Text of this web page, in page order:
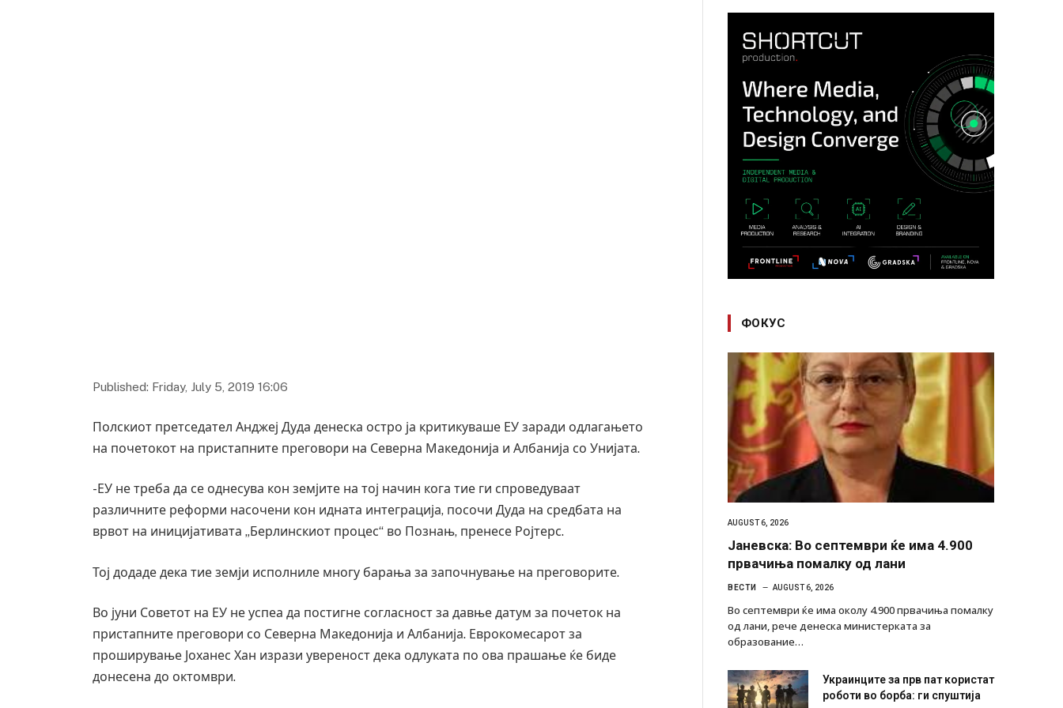
Published: Friday, July 5, 2019 16:06
Полскиот претседател Анджеј Дуда денеска остро ја критикуваше ЕУ заради одлагањето
на почетокот на пристапните преговори на Северна Македонија и Албанија со Унијата.
-ЕУ не треба да се однесува кон земјите на тој начин кога тие ги спроведуваат
различните реформи насочени кон идната интеграција, посочи Дуда на средбата на
врвот на иницијативата „Берлинскиот процес“ во Познањ, пренесе Ројтерс.
Тој додаде дека тие земји исполниле многу барања за започнување на преговорите.
Во јуни Советот на ЕУ не успеа да постигне согласност за давње датум за почеток на
пристапните преговори со Северна Македонија и Албанија. Еврокомесарот за
проширување Јоханес Хан изрази увереност дека одлуката по ова прашање ќе биде
донесена до октомври.
ФОКУС
AUGUST 6, 2026
Јаневска: Во септември ќе има 4.900
првачиња помалку од лани
ВЕСТИ AUGUST 6, 2026
Во септември ќе има околу 4.900 првачиња помалку
од лани, рече денеска министерката за
образование…
Украинците за прв пат користат
роботи во борба: ги спуштија